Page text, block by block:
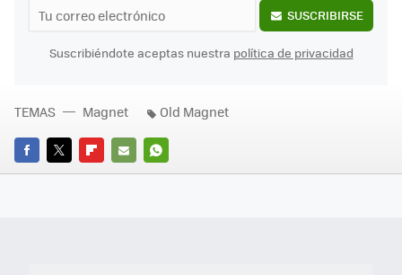
SUSCRIBIRSE
Suscribiéndote aceptas nuestra política de privacidad
FACEBOOK
TWITTERFLIPBOARD
E-
WHATSAPP
TEMAS Magnet Old Magnet